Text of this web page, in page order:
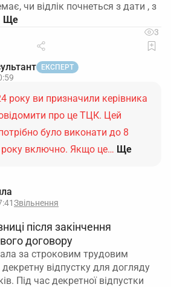
чи відлік почнеться з дати , з
3
ЕКСПЕРТ
року ви призначили керівника
про це ТЦК. Цей
було виконати до 8
року включно. Якщо це… Ще
Звільнення
після закінчення
договору
за строковим трудовим
відпустку для догляду
Під час декретної відпустки